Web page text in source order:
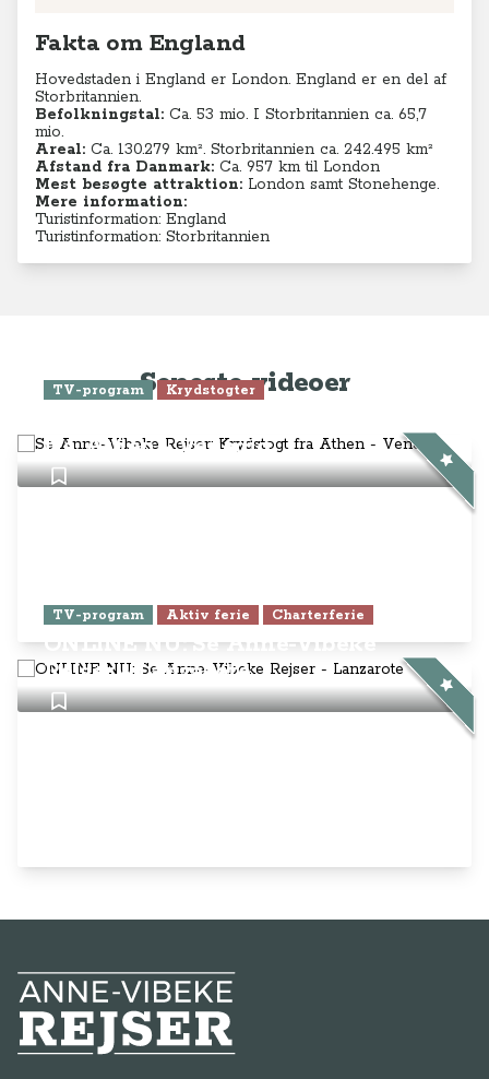
Fakta om England
Hovedstaden i England er London. England er en del af
Storbritannien.
Befolkningstal: Ca. 53 mio. I Storbritannien ca. 65,7
mio.
Areal: Ca. 130.279 km². Storbritannien ca. 242.495 km²
Afstand fra Danmark: Ca. 957 km til London
Mest besøgte attraktion: London samt Stonehenge.
Mere information:
Turistinformation: England
Turistinformation: Storbritannien
Seneste videoer
TV-program Krydstogter
fra Athen - Venedig
TV-program Aktiv ferie Charterferie
ONLINE NU: Se Anne-Vibeke
Rejser - Lanzarote
Anne-Vibeke Rejser